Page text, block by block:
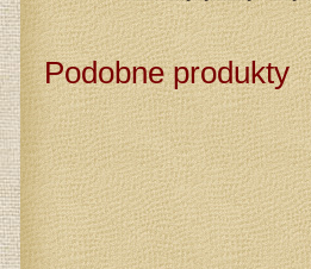
Podobne produkty